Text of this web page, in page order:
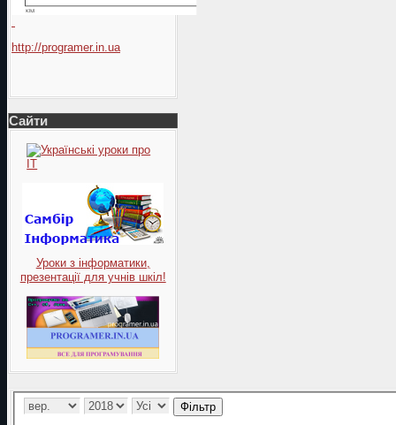
http://programer.in.ua
Сайти
Уроки з інформатики,
презентації для учнів шкіл!
Фільтр